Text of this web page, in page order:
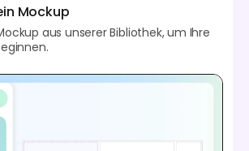
Mockup
aus unserer Bibliothek, um Ihre